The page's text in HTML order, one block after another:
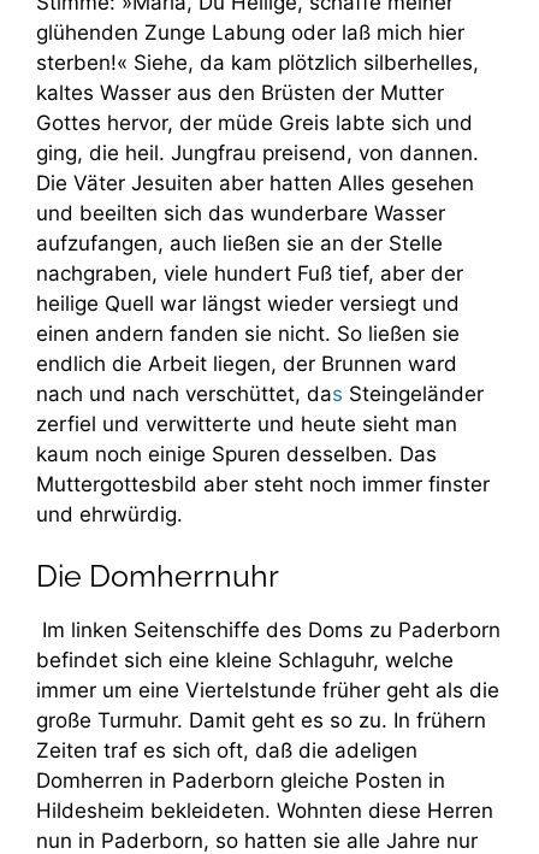
glühenden Zunge Labung oder laß mich hier
sterben!« Siehe, da kam plötzlich silberhelles,
kaltes Wasser aus den Brüsten der Mutter
Gottes hervor, der müde Greis labte sich und
ging, die heil. Jungfrau preisend, von dannen.
Die Väter Jesuiten aber hatten Alles gesehen
und beeilten sich das wunderbare Wasser
aufzufangen, auch ließen sie an der Stelle
nachgraben, viele hundert Fuß tief, aber der
heilige Quell war längst wieder versiegt und
einen andern fanden sie nicht. So ließen sie
endlich die Arbeit liegen, der Brunnen ward
nach und nach verschüttet, das Steingeländer
zerfiel und verwitterte und heute sieht man
kaum noch einige Spuren desselben. Das
Muttergottesbild aber steht noch immer finster
und ehrwürdig.
Die Domherrnuhr
Im linken Seitenschiffe des Doms zu Paderborn
befindet sich eine kleine Schlaguhr, welche
immer um eine Viertelstunde früher geht als die
große Turmuhr. Damit geht es so zu. In frühern
Zeiten traf es sich oft, daß die adeligen
Domherren in Paderborn gleiche Posten in
Hildesheim bekleideten. Wohnten diese Herren
nun in Paderborn, so hatten sie alle Jahre nur